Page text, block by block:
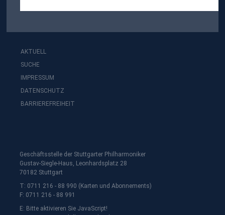
AKTUELL
SUCHE
IMPRESSUM
DATENSCHUTZ
BARRIEREFREIHEIT
Geschäftsstelle der Stuttgarter Philharmoniker
Gustav-Siegle-Haus, Leonhardsplatz 28
70182 Stuttgart
T: 0711 216 - 88 990 (Karten und Abonnements)
F: 0711 216 - 88 991
E: Bitte aktivieren Sie JavaScript!